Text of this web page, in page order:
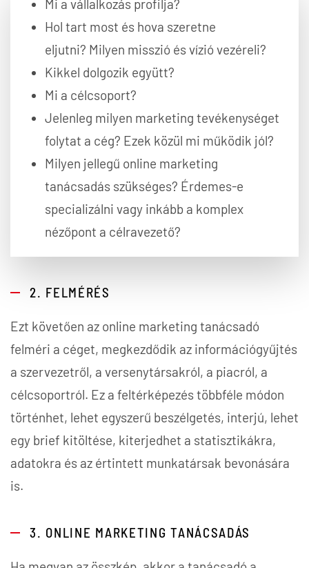
Mi a vállalkozás profilja?
Hol tart most és hova szeretne
eljutni? Milyen misszió és vízió vezéreli?
Kikkel dolgozik együtt?
Mi a célcsoport?
Jelenleg milyen marketing tevékenységet
folytat a cég? Ezek közül mi működik jól?
Milyen jellegű online marketing
tanácsadás szükséges? Érdemes-e
specializálni vagy inkább a komplex
nézőpont a célravezető?
2. FELMÉRÉS
Ezt követően az online marketing tanácsadó
felméri a céget, megkezdődik az információgyűjtés
a szervezetről, a versenytársakról, a piacról, a
célcsoportról. Ez a feltérképezés többféle módon
történhet, lehet egyszerű beszélgetés, interjú, lehet
egy brief kitöltése, kiterjedhet a statisztikákra,
adatokra és az értintett munkatársak bevonására
is.
3. ONLINE MARKETING TANÁCSADÁS